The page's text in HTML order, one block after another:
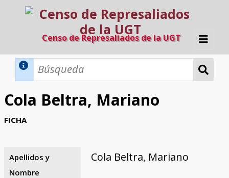
Censo de Represaliados de la UGT
Inicio
Búsqueda Dinámica
Búsqueda Avanzada
Razones y objetivos
El equipo
Colaboradores
Fuentes documentales
Cola Beltra, Mariano
FICHA
Apellidos y
Nombre
Cola Beltra, Mariano